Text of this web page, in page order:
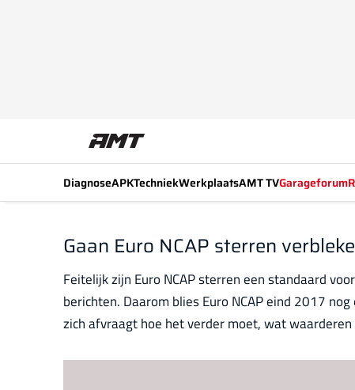
DiagnoseAPKTechniekWerkplaatsAMT TVGarageforum
Gaan Euro NCAP sterren
Feitelijk zijn Euro NCAP sterren een standaard
berichten. Daarom blies Euro NCAP eind 2017
zich afvraagt hoe het verder moet, wat